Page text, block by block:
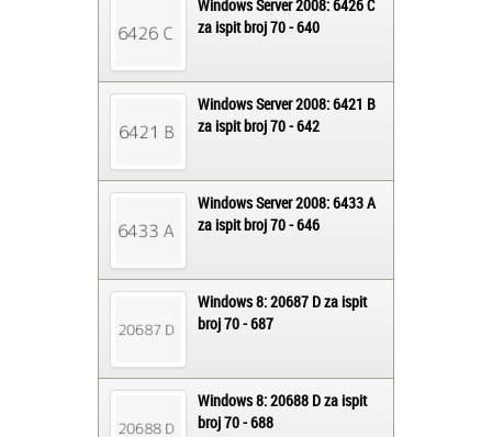
Windows Server 2008: 6426 C
za ispit broj 70 - 640
Windows Server 2008: 6421 B
za ispit broj 70 - 642
Windows Server 2008: 6433 A
za ispit broj 70 - 646
Windows 8: 20687 D za ispit
broj 70 - 687
Windows 8: 20688 D za ispit
broj 70 - 688